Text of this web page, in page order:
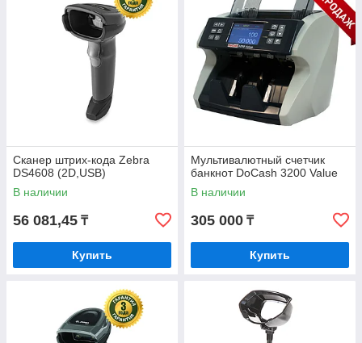
Сканер штрих-кода Zebra
DS4608 (2D,USB)
В наличии
56 081,45 ₸
Купить
Мультивалютный счетчик
банкнот DoCash 3200 Value
В наличии
305 000 ₸
Купить